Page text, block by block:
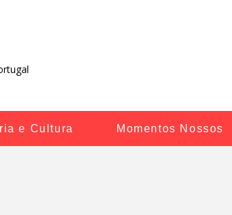
e Cultura Momentos Nossos